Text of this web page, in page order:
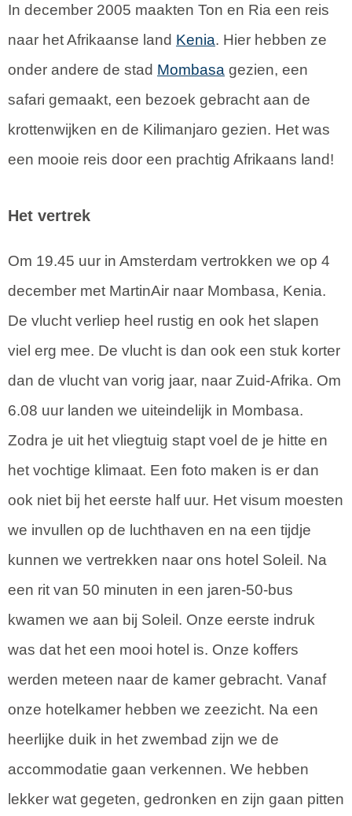
In december 2005 maakten Ton en Ria een reis
naar het Afrikaanse land Kenia. Hier hebben ze
onder andere de stad Mombasa gezien, een
safari gemaakt, een bezoek gebracht aan de
krottenwijken en de Kilimanjaro gezien. Het was
een mooie reis door een prachtig Afrikaans land!
Het vertrek
Om 19.45 uur in Amsterdam vertrokken we op 4
december met MartinAir naar Mombasa, Kenia.
De vlucht verliep heel rustig en ook het slapen
viel erg mee. De vlucht is dan ook een stuk korter
dan de vlucht van vorig jaar, naar Zuid-Afrika. Om
6.08 uur landen we uiteindelijk in Mombasa.
Zodra je uit het vliegtuig stapt voel de je hitte en
het vochtige klimaat. Een foto maken is er dan
ook niet bij het eerste half uur. Het visum moesten
we invullen op de luchthaven en na een tijdje
kunnen we vertrekken naar ons hotel Soleil. Na
een rit van 50 minuten in een jaren-50-bus
kwamen we aan bij Soleil. Onze eerste indruk
was dat het een mooi hotel is. Onze koffers
werden meteen naar de kamer gebracht. Vanaf
onze hotelkamer hebben we zeezicht. Na een
heerlijke duik in het zwembad zijn we de
accommodatie gaan verkennen. We hebben
lekker wat gegeten, gedronken en zijn gaan pitten